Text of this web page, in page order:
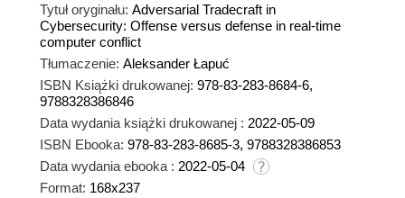
Tytuł oryginału: Adversarial Tradecraft in
Cybersecurity: Offense versus defense in real-time
computer conflict
Tłumaczenie: Aleksander Łapuć
ISBN Książki drukowanej: 978-83-283-8684-6,
9788328386846
Data wydania książki drukowanej : 2022-05-09
ISBN Ebooka: 978-83-283-8685-3, 9788328386853
Data wydania ebooka : 2022-05-04
Format: 168x237